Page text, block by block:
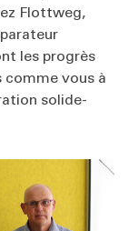
Flottweg,
les progrès
comme vous à
solide-